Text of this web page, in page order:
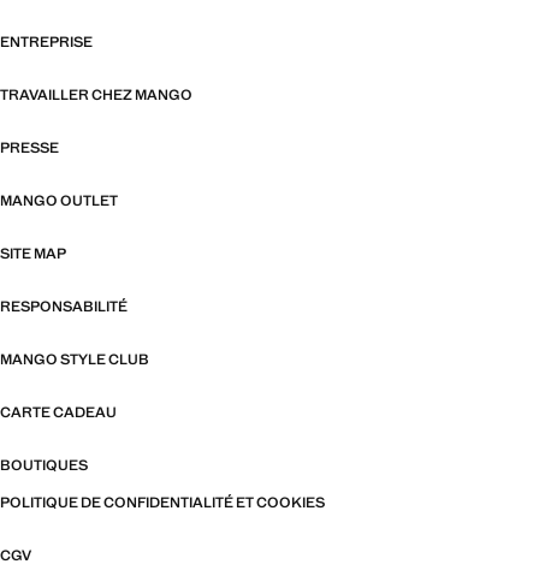
ENTREPRISE
TRAVAILLER CHEZ MANGO
PRESSE
MANGO OUTLET
SITE MAP
RESPONSABILITÉ
MANGO STYLE CLUB
CARTE CADEAU
BOUTIQUES
POLITIQUE DE CONFIDENTIALITÉ ET COOKIES
CGV